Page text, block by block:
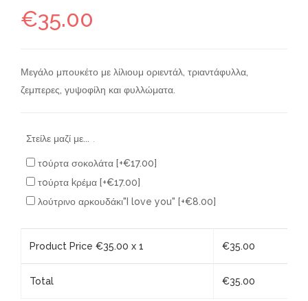
€35.00
Μεγάλο μπουκέτο με λίλιουμ οριεντάλ, τριαντάφυλλα,
ζεμπερες, γυψοφίλη και φυλλώματα.
Στείλε μαζί με... .
τoύρτα σοκολάτα [+€17.00]
τoύρτα kρέμα [+€17.00]
λούτρινο αρκουδάκι"I love you" [+€8.00]
Product Price €35.00 x 1 €35.00
Total €35.00